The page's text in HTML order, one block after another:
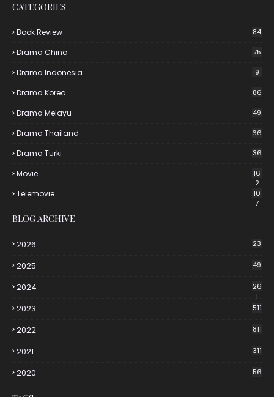
CATEGORIES
Book Review 84
Drama China 75
Drama Indonesia 9
Drama Korea 86
Drama Melayu 49
Drama Thailand 66
Drama Turki 36
Movie
16
2
Telemovie
10
7
BLOG ARCHIVE
2026 23
2025 49
2024
26
1
2023 511
2022 811
2021 311
2020 56